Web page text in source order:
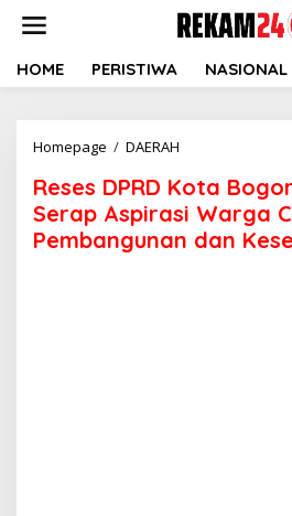
HOME PERISTIWA NASIONAL
Homepage / DAERAH
Kota
Bogor:
Pepen
Firdaus
Reses DPRD Kota
Serap Aspirasi Warga
Pembangunan dan